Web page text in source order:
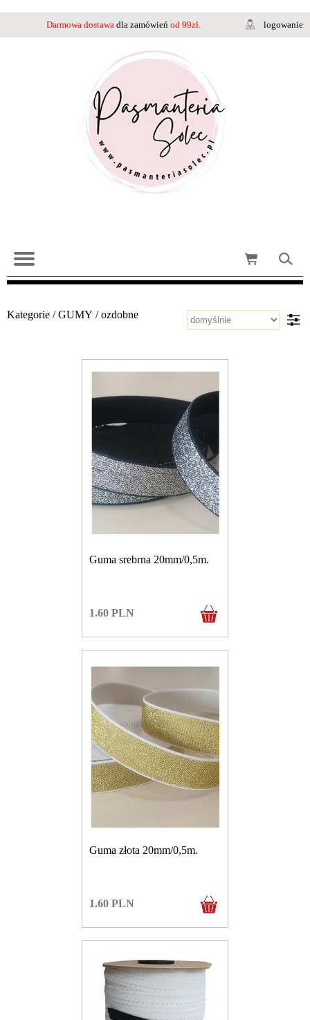
Darmowa dostawa dla zamówień od 99zł. logowanie
Kategorie /GUMY /ozdobne
Guma srebrna 20mm/0,5m.
1.60 PLN
Guma złota 20mm/0,5m.
1.60 PLN